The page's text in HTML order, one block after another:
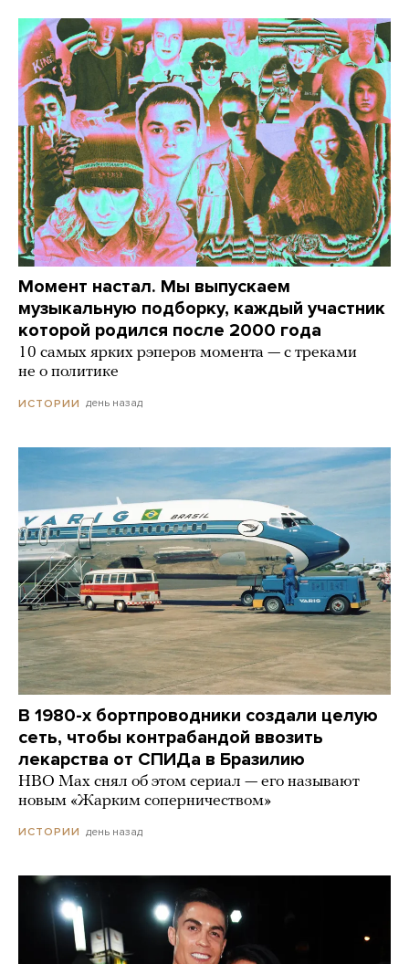
Момент настал. Мы выпускаем
музыкальную подборку, каждый участник
которой родился после 2000 года
10 самых ярких рэперов момента — с треками
не о политике
ИСТОРИИ день назад
В 1980-х бортпроводники создали целую
сеть, чтобы контрабандой ввозить
лекарства от СПИДа в Бразилию
HBO Max снял об этом сериал — его называют
новым «Жарким соперничеством»
ИСТОРИИ день назад